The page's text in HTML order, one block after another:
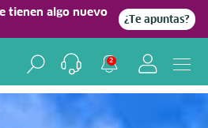
tienen algo nuevo
¿Te apuntas?
2